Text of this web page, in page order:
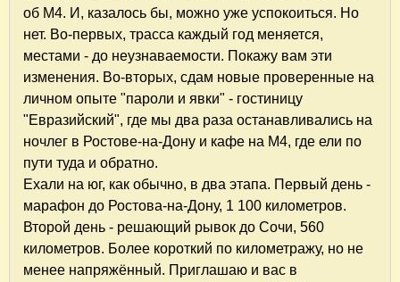
об М4. И, казалось бы, можно уже успокоиться. Но
нет. Во-первых, трасса каждый год меняется,
местами - до неузнаваемости. Покажу вам эти
изменения. Во-вторых, сдам новые проверенные на
личном опыте "пароли и явки" - гостиницу
"Евразийский", где мы два раза останавливались на
ночлег в Ростове-на-Дону и кафе на М4, где ели по
пути туда и обратно.
Ехали на юг, как обычно, в два этапа. Первый день -
марафон до Ростова-на-Дону, 1 100 километров.
Второй день - решающий рывок до Сочи, 560
километров. Более короткий по километражу, но не
менее напряжённый. Приглашаю и вас в